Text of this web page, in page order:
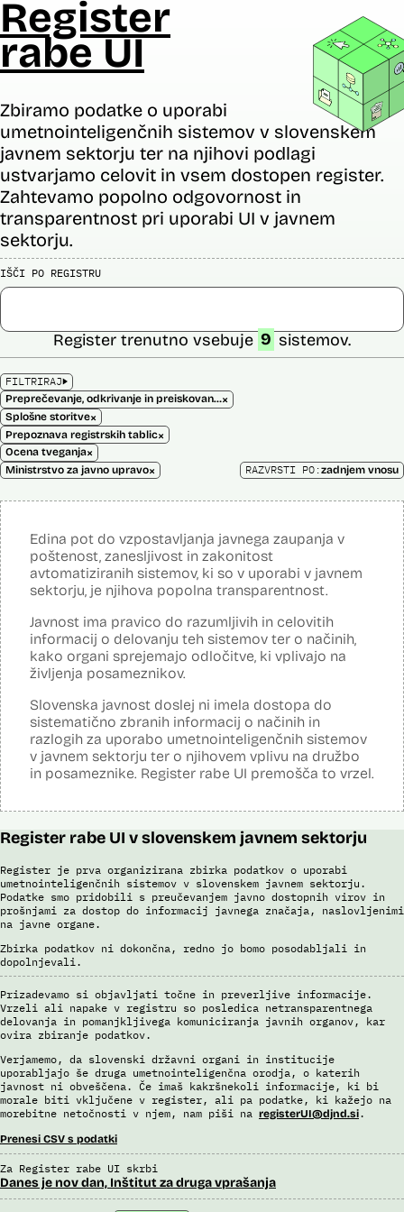
Register
rabe UI
Zbiramo podatke o uporabi
umetnointeligenčnih sistemov v slovenskem
javnem sektorju ter na njihovi podlagi
ustvarjamo celovit in vsem dostopen register.
Zahtevamo popolno odgovornost in
transparentnost pri uporabi UI v javnem
sektorju.
IŠČI PO REGISTRU
FILTRIRAJ
Preprečevanje, odkrivanje in preiskovanje kaznivih dejanj×
Splošne storitve×
Prepoznava registrskih tablic×
Ocena tveganja×
Ministrstvo za javno upravo×
Register trenutno vsebuje 9 sistemov.
RAZVRSTI PO:zadnjem vnosu
Edina pot do vzpostavljanja javnega zaupanja v
poštenost, zanesljivost in zakonitost
avtomatiziranih sistemov, ki so v uporabi v javnem
sektorju, je njihova popolna transparentnost.
Javnost ima pravico do razumljivih in celovitih
informacij o delovanju teh sistemov ter o načinih,
kako organi sprejemajo odločitve, ki vplivajo na
življenja posameznikov.
Slovenska javnost doslej ni imela dostopa do
sistematično zbranih informacij o načinih in
razlogih za uporabo umetnointeligenčnih sistemov
v javnem sektorju ter o njihovem vplivu na družbo
in posameznike. Register rabe UI premošča to vrzel.
Register rabe UI v slovenskem javnem sektorju
Register je prva organizirana zbirka podatkov o uporabi
umetnointeligenčnih sistemov v slovenskem javnem sektorju.
Podatke smo pridobili s preučevanjem javno dostopnih virov in
prošnjami za dostop do informacij javnega značaja, naslovljenimi
na javne organe.
Zbirka podatkov ni dokončna, redno jo bomo posodabljali in
dopolnjevali.
Prizadevamo si objavljati točne in preverljive informacije.
Vrzeli ali napake v registru so posledica netransparentnega
delovanja in pomanjkljivega komuniciranja javnih organov, kar
ovira zbiranje podatkov.
Verjamemo, da slovenski državni organi in institucije
uporabljajo še druga umetnointeligenčna orodja, o katerih
javnost ni obveščena. Če imaš kakršnekoli informacije, ki bi
morale biti vključene v register, ali pa podatke, ki kažejo na
morebitne netočnosti v njem, nam piši na registerUI@djnd.si.
Prenesi CSV s podatki
Za Register rabe UI skrbi
Danes je nov dan, Inštitut za druga vprašanja